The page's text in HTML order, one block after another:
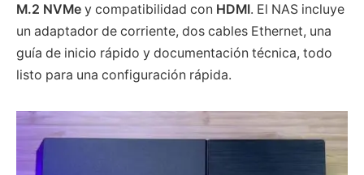
M.2 NVMe y compatibilidad con HDMI. El NAS incluye
un adaptador de corriente, dos cables Ethernet, una
guía de inicio rápido y documentación técnica, todo
listo para una configuración rápida.